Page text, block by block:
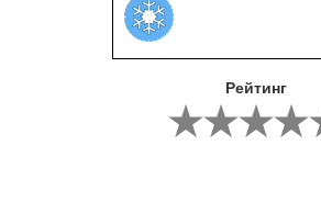
Рейтинг